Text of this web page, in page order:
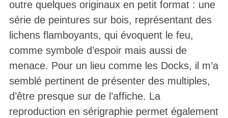
outre quelques originaux en petit format : une
série de peintures sur bois, représentant des
lichens flamboyants, qui évoquent le feu,
comme symbole d’espoir mais aussi de
menace. Pour un lieu comme les Docks, il m’a
semblé pertinent de présenter des multiples,
d’être presque sur de l’affiche. La
reproduction en sérigraphie permet également